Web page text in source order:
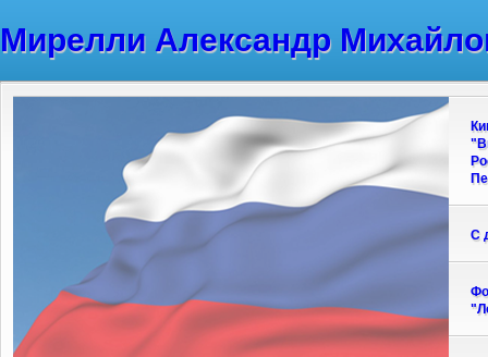
Мирелли Александр
С